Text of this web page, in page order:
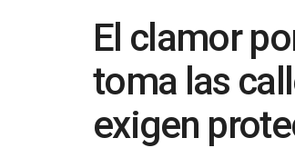
El clamor
toma las
exigen